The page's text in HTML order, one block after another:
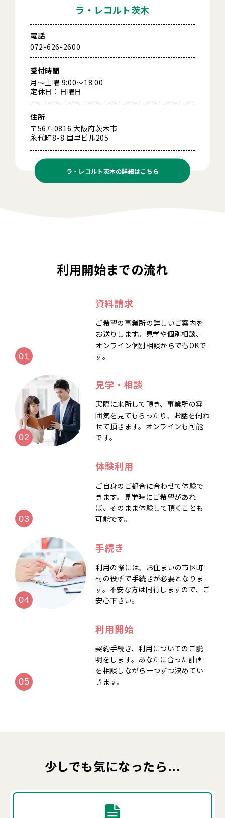
ラ・レコルト茨木
電話
072-626-2600
受付時間
月～土曜 9:00～18:00
定休日：日曜日
住所
〒567-0816 大阪府茨木市
永代町8-8 国里ビル205
ラ・レコルト茨木の詳細はこちら
利用開始までの流れ
資料請求
ご希望の事業所の詳しいご案内を
お送りします。見学や個別相談、
オンライン個別相談からでもOKで
す。
見学・相談
実際に来所して頂き、事業所の雰
囲気を見てもらったり、お話を伺わ
せて頂きます。オンラインも可能
です。
体験利用
ご自身のご都合に合わせて体験で
きます。見学時にご希望があれ
ば、そのまま体験して頂くことも
可能です。
手続き
利用の際には、お住まいの市区町
村の役所で手続きが必要となりま
す。不安な方は同行しますので、ご
安心下さい。
利用開始
契約手続き、利用についてのご説
明をします。あなたに合った計画
を相談しながら一つずつ決めてい
きます。
少しでも気になったら...